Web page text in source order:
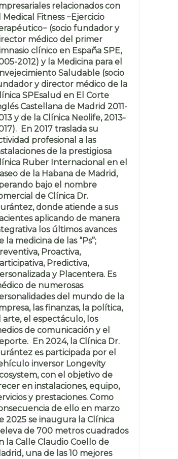
relacionados con
Medical Fitness −Ejercicio
(socio fundador y
médico del primer
clínico en España SPE,
2012) y la Medicina para el
Saludable (socio
y director médico de la
SPEsalud en El Corte
Castellana de Madrid 2011-
y de la Clínica Neolife, 2013-
En 2017 traslada su
profesional a las
de la prestigiosa
Ruber Internacional en el
de la Habana de Madrid,
bajo el nombre
de Clínica Dr.
donde atiende a sus
aplicando de manera
los últimos avances
la medicina de las “Ps”;
Proactiva,
Predictiva,
y Placentera. Es
de numerosas
del mundo de la
las finanzas, la política,
arte, el espectáculo, los
de comunicación y el
En 2024, la Clínica Dr.
es participada por el
inversor Longevity
con el objetivo de
en instalaciones, equipo,
y prestaciones. Como
de ello en marzo
2025 se inaugura la Clínica
de 700 metros cuadrados
la Calle Claudio Coello de
una de las 10 mejores